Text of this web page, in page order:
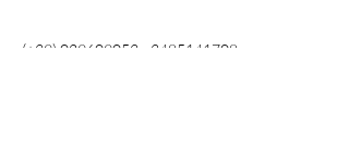
(+39) 029609053 3485141708